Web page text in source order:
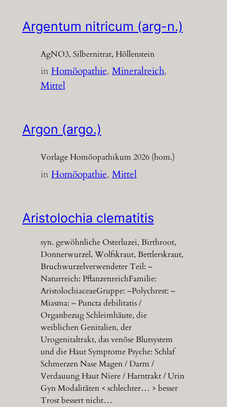
Argentum nitricum (arg-n.)
AgNO3, Silbernitrat, Höllenstein
inHomöopathie, Mineralreich
Mittel
Argon (argo.)
Vorlage Homöopathikum 2026 (hom.)
inHomöopathie, Mittel
Aristolochia clematitis
syn. gewöhnliche Osterluzei, Birthroot,
Donnerwurzel, Wolfskraut, Bettlerskraut,
Bruchwurzelverwendeter Teil: –
Naturreich: PflanzenreichFamilie:
AristolochiaceaeGruppe: –Polychrest: –
Miasma: – Puncta debilitatis /
Organbezug Schleimhäute, die
weiblichen Genitalien, der
Urogenitaltrakt, das venöse Blutsystem
und die Haut Symptome Psyche: Schlaf
Schmerzen Nase Magen / Darm /
Verdauung Haut Niere / Harntrakt / Urin
Gyn Modalitäten < schlechter… > besser
Trost bessert nicht…